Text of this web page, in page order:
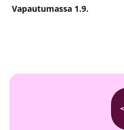
Vapautumassa 1.9.